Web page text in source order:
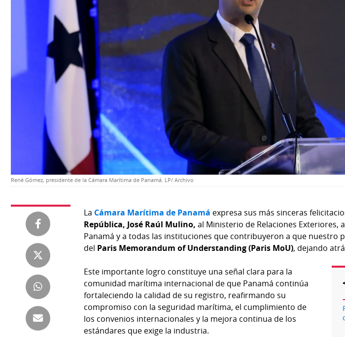
Catálogos
digital
Autores
Notas
lector
Metro
Metro
Tienda
Panamá
Tus
Tiquetes
Cero
KM
Corprensa
Mi
Ellas
La
Prensa
Busca
Fácil
René Gómez, presidente de la Cámara Marítima de Panamá. LP/ Archivo
La Cámara Marítima de Panamá expresa sus más sinceras
República, José Raúl Mulino,al Ministerio de Relaciones Exteriores,
Panamá y a todas las instituciones que contribuyeron a que nuestro
del Paris Memorandum of Understanding (Paris MoU), dejando
Este importante logro constituye una señal clara para la
comunidad marítima internacional de que Panamá continúa
fortaleciendo la calidad de su registro, reafirmando su
compromiso con la seguridad marítima, el cumplimiento de
los convenios internacionales y la mejora continua de los
estándares que exige la industria.